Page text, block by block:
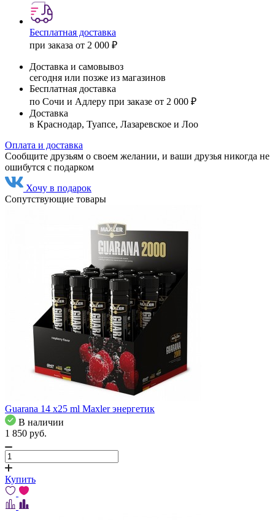
Бесплатная доставка
при заказа от 2 000 ₽
Доставка и самовывоз
сегодня или позже из магазинов
Бесплатная доставка
по Сочи и Адлеру при заказе от 2 000 ₽
Доставка
в Краснодар, Туапсе, Лазаревское и Лоо
Оплата и доставка
Сообщите друзьям о своем желании, и ваши друзья никогда не
ошибутся с подарком
Хочу в подарок
Сопутствующие товары
Guarana 14 x25 ml Maxler энергетик
В наличии
1 850 pуб.
Купить